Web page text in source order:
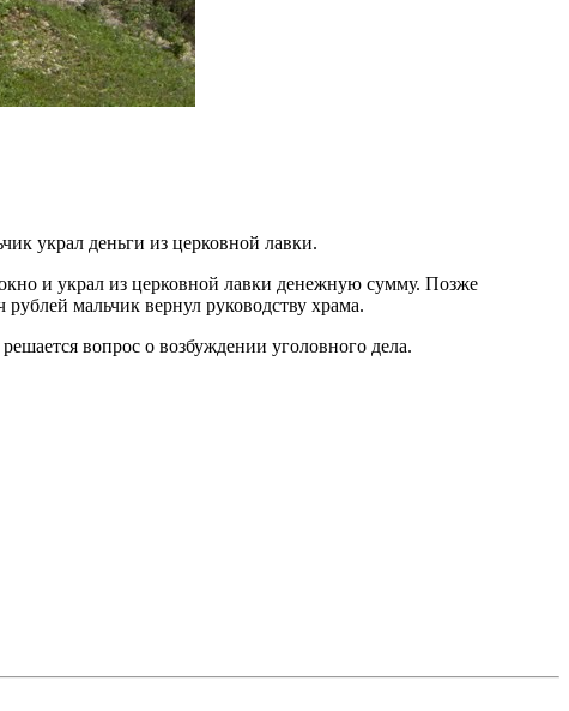
украл деньги из церковной лавки.
и украл из церковной лавки денежную сумму. Позже
мальчик вернул руководству храма.
вопрос о возбуждении уголовного дела.